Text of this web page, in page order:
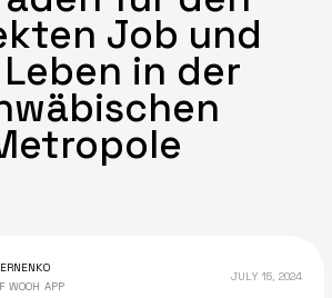
Job und
in der
WOOH APP
JULY 15, 2024